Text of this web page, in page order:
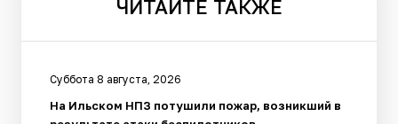
ЧИТАЙТЕ ТАКЖЕ
Суббота 8 августа, 2026
На Ильском НПЗ потушили пожар, возникший в